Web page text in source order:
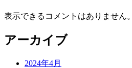
表示できるコメントはありません。
アーカイブ
2024年4月